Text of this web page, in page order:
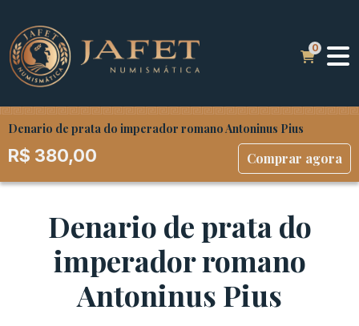
Denario de prata do imperador romano Antoninus Pius
R$ 380,00 Comprar agora
Denario de prata do
imperador romano
Antoninus Pius